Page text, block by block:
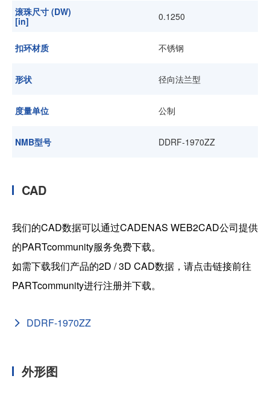
滚珠尺寸 (DW)
[in]
0.1250
扣环材质 不锈钢
形状 径向法兰型
度量单位 公制
NMB型号 DDRF-1970ZZ
CAD
我们的CAD数据可以通过CADENAS WEB2CAD公司提供
的PARTcommunity服务免费下载。
如需下载我们产品的2D / 3D CAD数据，请点击链接前往
PARTcommunity进行注册并下载。
DDRF-1970ZZ
外形图